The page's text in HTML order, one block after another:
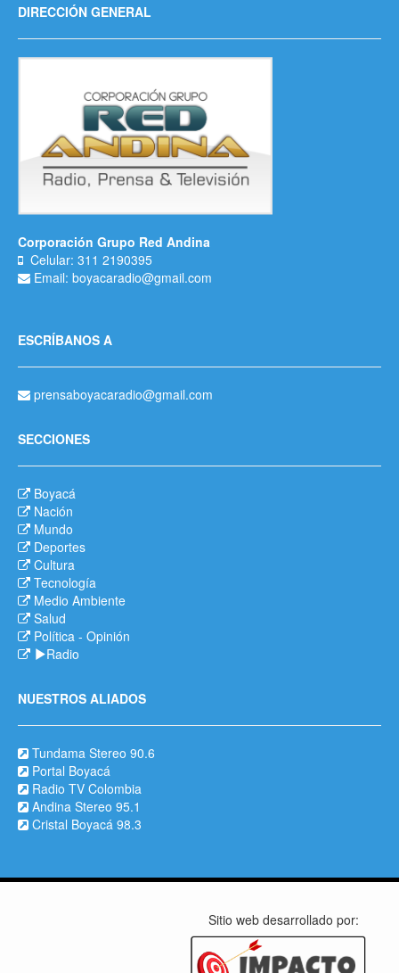
DIRECCIÓN GENERAL
Corporación Grupo Red Andina
Celular: 311 2190395
Email: boyacaradio@gmail.com
ESCRÍBANOS A
prensaboyacaradio@gmail.com
SECCIONES
Boyacá
Nación
Mundo
Deportes
Cultura
Tecnología
Medio Ambiente
Salud
Política - Opinión
Radio
NUESTROS ALIADOS
Tundama Stereo 90.6
Portal Boyacá
Radio TV Colombia
Andina Stereo 95.1
Cristal Boyacá 98.3
Sitio web desarrollado por: